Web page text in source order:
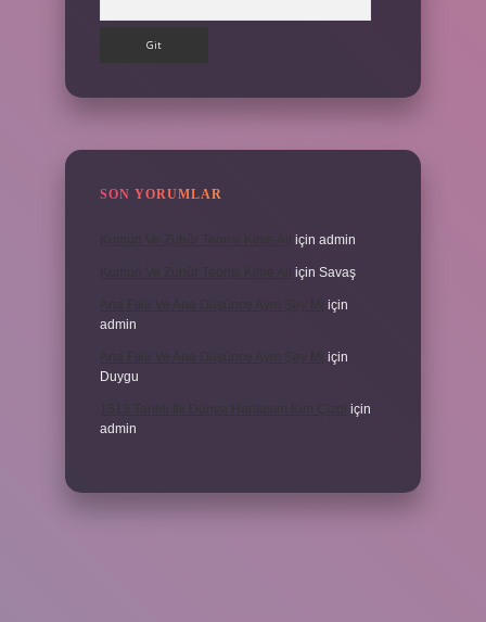
SON YORUMLAR
için admin
için Savaş
için
admin
için
Duygu
için
admin